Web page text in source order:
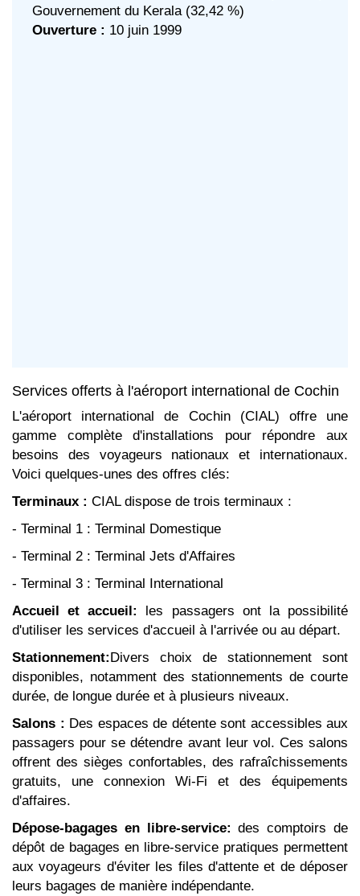
Gouvernement du Kerala (32,42 %)
Ouverture : 10 juin 1999
Services offerts à l'aéroport international de Cochin
L'aéroport international de Cochin (CIAL) offre une
gamme complète d'installations pour répondre aux
besoins des voyageurs nationaux et internationaux.
Voici quelques-unes des offres clés:
Terminaux : CIAL dispose de trois terminaux :
- Terminal 1 : Terminal Domestique
- Terminal 2 : Terminal Jets d'Affaires
- Terminal 3 : Terminal International
Accueil et accueil:
les passagers ont la possibilité
d'utiliser les services d'accueil à l'arrivée ou au départ.
Stationnement:Divers choix de stationnement sont
disponibles, notamment des stationnements de courte
durée, de longue durée et à plusieurs niveaux.
Salons : Des espaces de détente sont accessibles aux
passagers pour se détendre avant leur vol. Ces salons
offrent des sièges confortables, des rafraîchissements
gratuits, une connexion Wi-Fi et des équipements
d'affaires.
Dépose-bagages en libre-service: des comptoirs de
dépôt de bagages en libre-service pratiques permettent
aux voyageurs d'éviter les files d'attente et de déposer
leurs bagages de manière indépendante.